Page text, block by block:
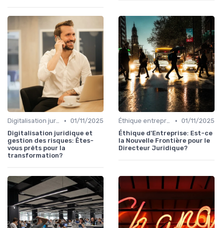
Digitalisation juridique • 01/11/2025
Digitalisation juridique et
gestion des risques: Êtes-
vous prêts pour la
transformation?
Éthique entreprise • 01/11/2025
Éthique d'Entreprise: Est-ce
la Nouvelle Frontière pour le
Directeur Juridique?